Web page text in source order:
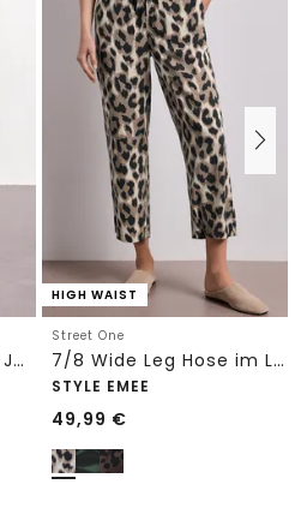
High Waist Barrel Leg Jeans im Loose Fit
HIGH WAIST
Street One
7/8 Wide Leg Hose im Loose Fit mit Print
STYLE EMEE
49,99 €